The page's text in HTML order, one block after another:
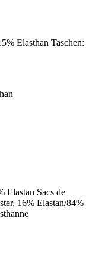
Elasthan Taschen:
Elastan Sacs de
16% Elastan/84%